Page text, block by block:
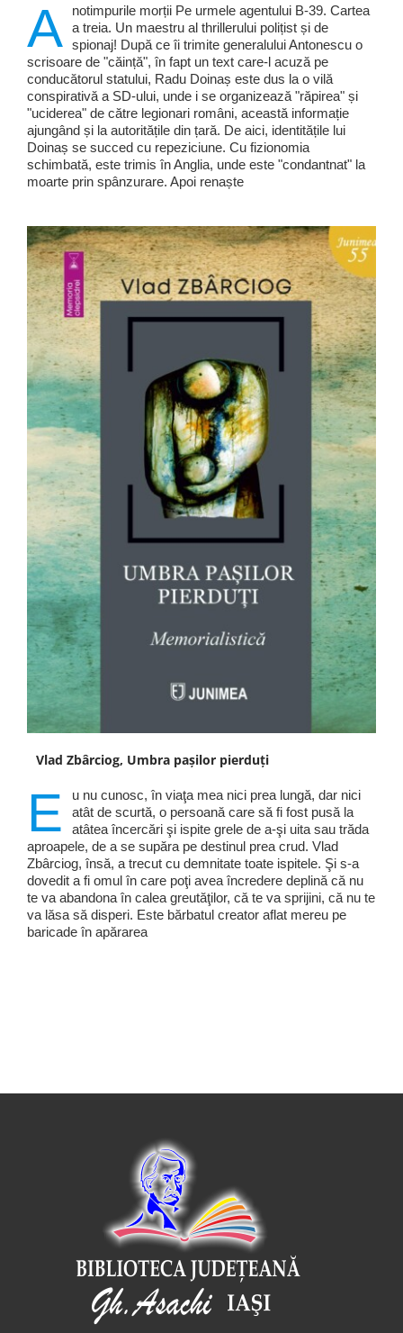
A
notimpurile morții Pe urmele agentului B-39. Cartea
a treia. Un maestru al thrillerului polițist și de
spionaj! După ce îi trimite generalului Antonescu o
scrisoare de "căință", în fapt un text care-l acuză pe
conducătorul statului, Radu Doinaș este dus la o vilă
conspirativă a SD-ului, unde i se organizează "răpirea" și
"uciderea" de către legionari români, această informație
ajungând și la autoritățile din țară. De aici, identitățile lui
Doinaș se succed cu repeziciune. Cu fizionomia
schimbată, este trimis în Anglia, unde este "condantnat" la
moarte prin spânzurare. Apoi renaște
Vlad Zbârciog, Umbra pașilor pierduți
E
u nu cunosc, în viaţa mea nici prea lungă, dar nici
atât de scurtă, o persoană care să fi fost pusă la
atâtea încercări şi ispite grele de a-şi uita sau trăda
aproapele, de a se supăra pe destinul prea crud. Vlad
Zbârciog, însă, a trecut cu demnitate toate ispitele. Şi s-a
dovedit a fi omul în care poţi avea încredere deplină că nu
te va abandona în calea greutăţilor, că te va sprijini, că nu te
va lăsa să disperi. Este bărbatul creator aflat mereu pe
baricade în apărarea